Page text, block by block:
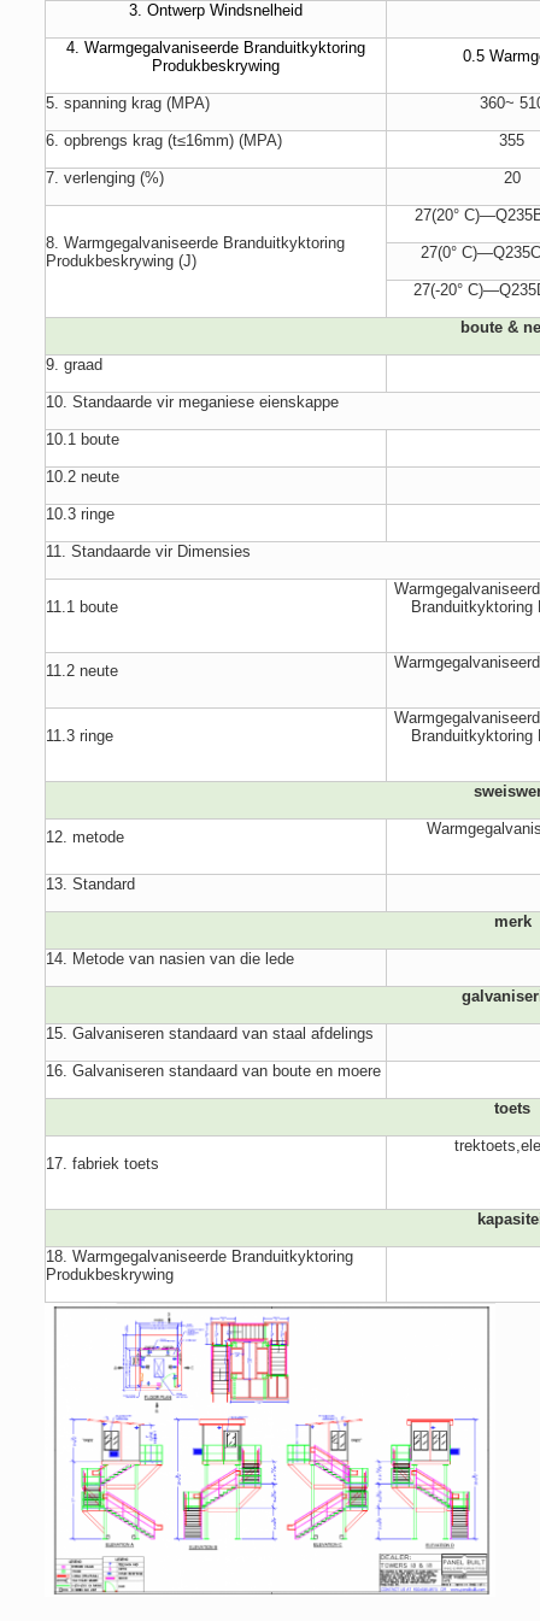
3. Ontwerp Windsnelheid
4. Warmgegalvaniseerde Branduitkyktoring
Produkbeskrywing
0.5
5. spanning krag (MPA) 360~
6. opbrengs krag (t≤16mm) (MPA) 355
7. verlenging (%) 20
8. Warmgegalvaniseerde Branduitkyktoring
Produkbeskrywing (J)
27(20°
27(0°
27(-20°
boute &
9. graad
10. Standaarde vir meganiese eienskappe
10.1 boute
10.2 neute
10.3 ringe
11. Standaarde vir Dimensies
11.1 boute
Branduitkyktoring
11.2 neute
11.3 ringe
Branduitkyktoring
12. metode
13. Standard
merk
14. Metode van nasien van die lede
15. Galvaniseren standaard van staal afdelings
16. Galvaniseren standaard van boute en moere
toets
17. fabriek toets
18. Warmgegalvaniseerde Branduitkyktoring
Produkbeskrywing